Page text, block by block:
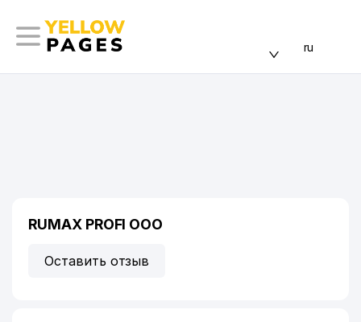
ru
RUMAX PROFI ООО
Оставить отзыв